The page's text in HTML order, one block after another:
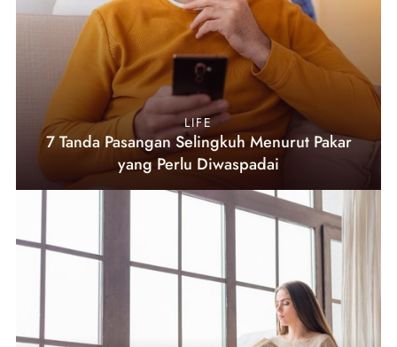
LIFE
7 Tanda Pasangan Selingkuh Menurut Pakar
yang Perlu Diwaspadai